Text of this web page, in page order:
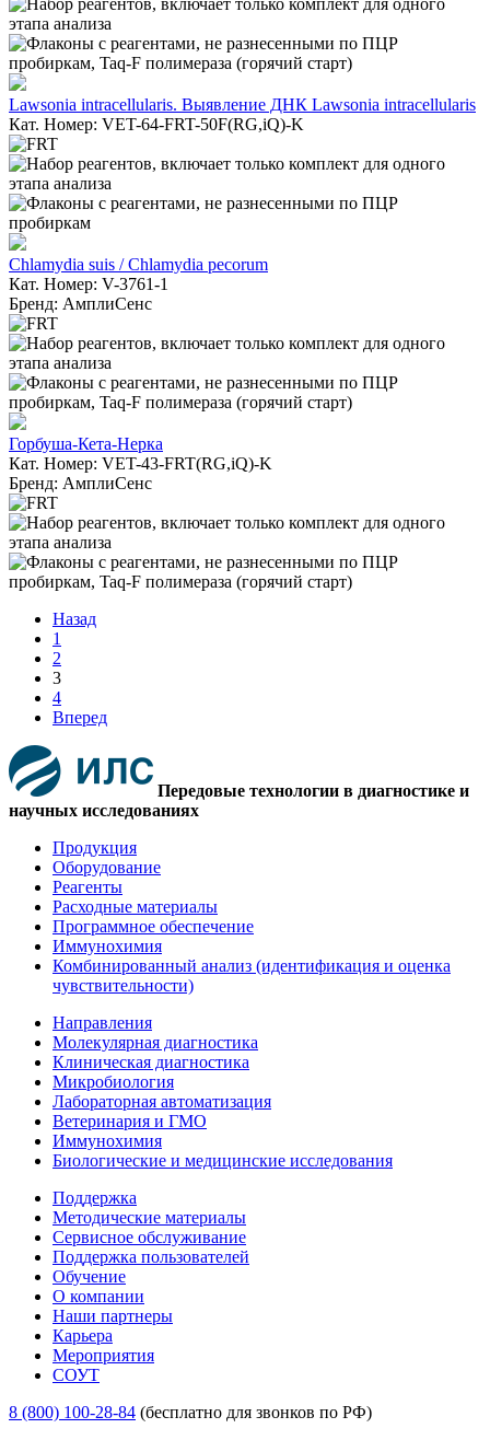
Lawsonia intracellularis. Выявление ДНК Lawsonia intracellularis
Кат. Номер: VET-64-FRT-50F(RG,iQ)-K
Chlamydia suis / Chlamydia pecorum
Кат. Номер: V-3761-1
Бренд: АмплиСенс
Горбуша-Кета-Нерка
Кат. Номер: VET-43-FRT(RG,iQ)-K
Бренд: АмплиСенс
Назад
1
2
3
4
Вперед
Передовые технологии в диагностике и
научных исследованиях
Продукция
Оборудование
Реагенты
Расходные материалы
Программное обеспечение
Иммунохимия
Комбинированный анализ (идентификация и оценка
чувствительности)
Направления
Молекулярная диагностика
Клиническая диагностика
Микробиология
Лабораторная автоматизация
Ветеринария и ГМО
Иммунохимия
Биологические и медицинские исследования
Поддержка
Методические материалы
Сервисное обслуживание
Поддержка пользователей
Обучение
О компании
Наши партнеры
Карьера
Мероприятия
СОУТ
8 (800) 100-28-84 (бесплатно для звонков по РФ)